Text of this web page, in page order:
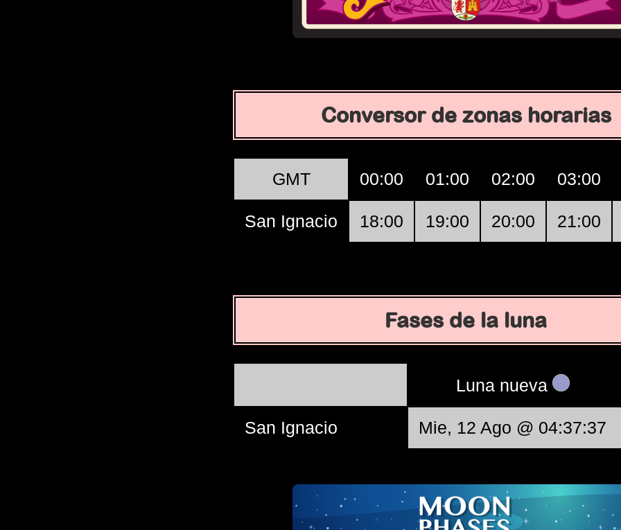
Conversor de zonas horarias
GMT 00:00 01:00 02:00 03:00
San Ignacio 18:00 19:00 20:00 21:00
Fases de la luna
Luna nueva
San Ignacio Mie, 12 Ago @ 04:37:37